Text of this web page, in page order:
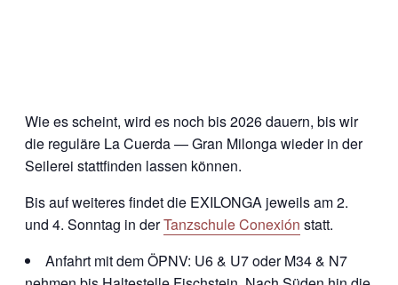
Wie es scheint, wird es noch bis 2026 dauern, bis wir
die reguläre La Cuerda — Gran Milonga wieder in der
Seilerei stattfinden lassen können.
Bis auf weiteres findet die EXILONGA jeweils am 2.
und 4. Sonntag in derTanzschule Conexión statt.
Anfahrt mit dem ÖPNV: U6 & U7 oder M34 & N7